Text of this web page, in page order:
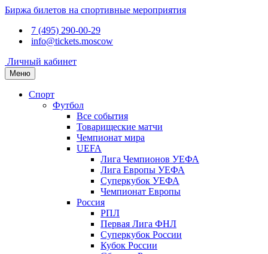
Биржа билетов на спортивные мероприятия
7 (495) 290-00-29
info@tickets.moscow
Личный кабинет
Меню
Спорт
Футбол
Все события
Товарищеские матчи
Чемпионат мира
UEFA
Лига Чемпионов УЕФА
Лига Европы УЕФА
Суперкубок УЕФА
Чемпионат Европы
Россия
РПЛ
Первая Лига ФНЛ
Суперкубок России
Кубок России